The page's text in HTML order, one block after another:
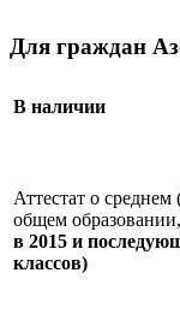
Для граждан
В наличии
Аттестат о
общем образовании,
в 2015 и
классов)